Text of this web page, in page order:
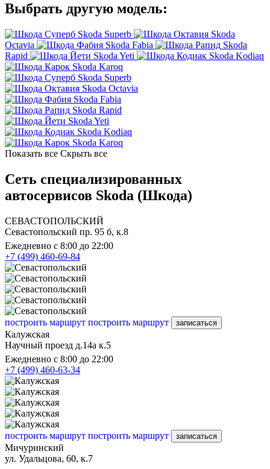
Выбрать другую модель:
Skoda Superb
Skoda
Octavia
Skoda Fabia
Skoda
Rapid
Skoda Yeti
Skoda Kodiaq
Skoda Karoq
Skoda Superb
Skoda Octavia
Skoda Fabia
Skoda Rapid
Skoda Yeti
Skoda Kodiaq
Skoda Karoq
Показать все Скрыть все
Сеть специализированных
автосервисов Skoda (Шкода)
СЕВАСТОПОЛЬСКИЙ
Севастопольский пр. 95 б, к.8
Ежедневно с 8:00 до 22:00
+7 (499) 460-69-84
построить маршрут построить маршрут записаться
Калужская
Научный проезд д.14а к.5
Ежедневно с 8:00 до 22:00
+7 (499) 460-63-34
построить маршрут построить маршрут записаться
Мичуринский
ул. Удальцова, 60, к.7